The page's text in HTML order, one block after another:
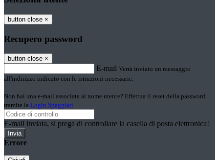
button close ×
Recupero password
button close ×
E-mail Verrà inviato un messaggio
all'indirizzo indicato con le istruzioni necessarie.
Non hai una e-mail associata al nome utente? Effettua il reset della password
tramite la Login Spaggiari
E-mail inviata, si prega di controllare la casella di posta elettronica!
Errore